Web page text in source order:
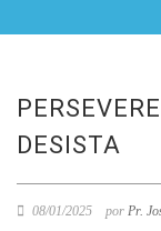
DESISTA
08/01/2025 por Pr.